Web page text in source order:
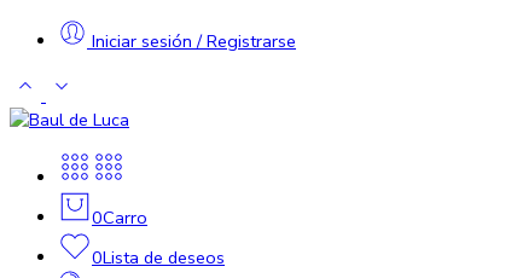
Iniciar sesión / Registrarse
0Carro
0Lista de deseos